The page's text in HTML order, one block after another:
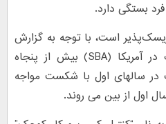
بستگی دارد.
است، با توجه به گزارش
اداره کسب و کارهای کوچک در آمریکا (SBA) بیش از پنجاه
سالهای اول با شکست مواجه
اول از بین می روند.